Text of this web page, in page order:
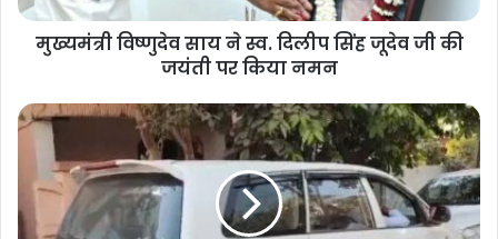
मुख्यमंत्री विष्णुदेव साय ने स्व. दिलीप सिंह जूदेव जी की
जयंती पर किया नमन